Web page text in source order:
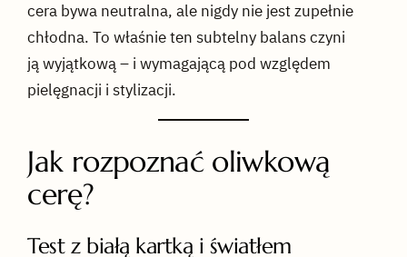
cera bywa neutralna, ale nigdy nie jest zupełnie
chłodna. To właśnie ten subtelny balans czyni
ją wyjątkową – i wymagającą pod względem
pielęgnacji i stylizacji.
Jak rozpoznać oliwkową
cerę?
Test z białą kartką i światłem